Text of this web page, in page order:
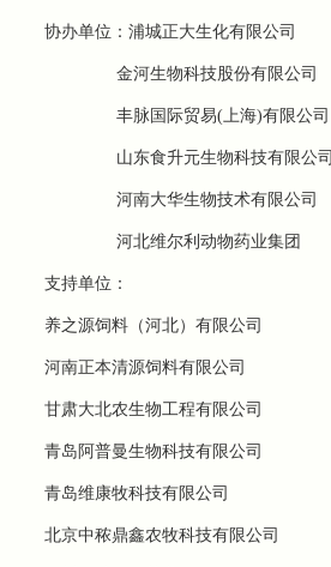
协办单位： 浦城正大生化有限公司
金河生物科技股份有限公司
丰脉国际贸易(上海)有限公司
山东食升元生物科技有限公司
河南大华生物技术有限公司
河北维尔利动物药业集团
支持单位：
养之源饲料（河北）有限公司
河南正本清源饲料有限公司
甘肃大北农生物工程有限公司
青岛阿普曼生物科技有限公司
青岛维康牧科技有限公司
北京中秾鼎鑫农牧科技有限公司